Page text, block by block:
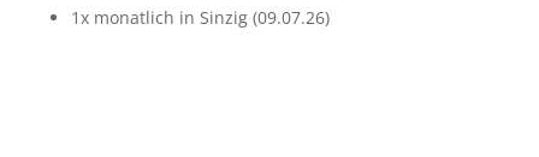
1x monatlich in Sinzig (09.07.26)